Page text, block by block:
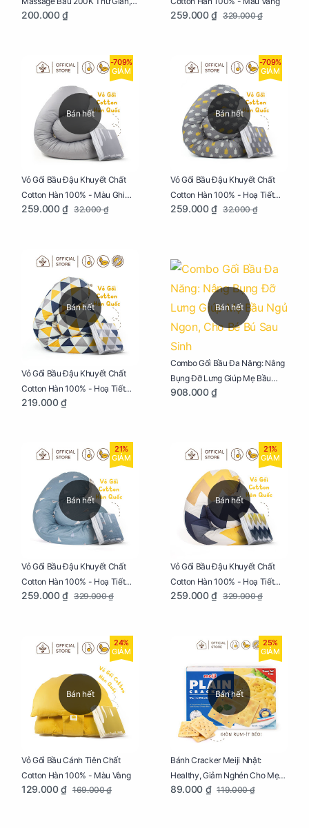
Tăng Tuần Hoàn Máu, Ngủ
200.000 ₫ 259.000 ₫ 329.000 ₫
Bán hết
-709%
GIẢM
Vỏ Gối Bầu Đậu Khuyết Chất
Cotton Hàn 100% - Màu Ghi
Xám
259.000 ₫ 32.000 ₫
Bán hết
-709%
GIẢM
Vỏ Gối Bầu Đậu Khuyết Chất
Cotton Hàn 100% - Hoạ Tiết
Xương Cá
259.000 ₫ 32.000 ₫
Bán hết
Vỏ Gối Bầu Đậu Khuyết Chất
Cotton Hàn 100% - Hoạ Tiết
Tam Giác
219.000 ₫
Bán hết
Combo Gối Bầu Đa Năng: Nâng
Bụng Đỡ Lưng Giúp Mẹ Bầu
Ngủ Ngon, Cho Bé Bú Sau Sinh
908.000 ₫
Bán hết
21%
GIẢM
Vỏ Gối Bầu Đậu Khuyết Chất
Cotton Hàn 100% - Hoạ Tiết
Thông Lạnh
259.000 ₫ 329.000 ₫
Bán hết
21%
GIẢM
Vỏ Gối Bầu Đậu Khuyết Chất
Cotton Hàn 100% - Hoạ Tiết
Ziczac
259.000 ₫ 329.000 ₫
Bán hết
24%
GIẢM
Vỏ Gối Bầu Cánh Tiên Chất
Cotton Hàn 100% - Màu Vàng
129.000 ₫ 169.000 ₫
Bán hết
25%
GIẢM
Bánh Cracker Meiji Nhật:
Healthy, Giảm Nghén Cho Mẹ
Bầu Hộp 104g
89.000 ₫ 119.000 ₫